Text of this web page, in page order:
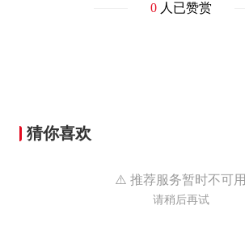
0人已赞赏
猜你喜欢
⚠️ 推荐服务暂时不可用
请稍后再试